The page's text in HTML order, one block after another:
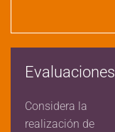
Evaluaciones
Considera la
realización de